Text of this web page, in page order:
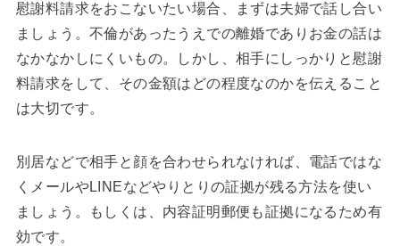
慰謝料請求をおこないたい場合、まずは夫婦で話し合い
ましょう。不倫があったうえでの離婚でありお金の話は
なかなかしにくいもの。しかし、相手にしっかりと慰謝
料請求をして、その金額はどの程度なのかを伝えること
は大切です。
別居などで相手と顔を合わせられなければ、電話ではな
くメールやLINEなどやりとりの証拠が残る方法を使い
ましょう。もしくは、内容証明郵便も証拠になるため有
効です。